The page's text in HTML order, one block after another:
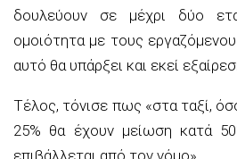
δουλεύουν σε μέχρι δύο
ομοιότητα με τους
αυτό θα υπάρξει και εκεί
Τέλος, τόνισε πως «στα ταξί,
25% θα έχουν μείωση κατά
επιβάλλεται από τον νόμο».